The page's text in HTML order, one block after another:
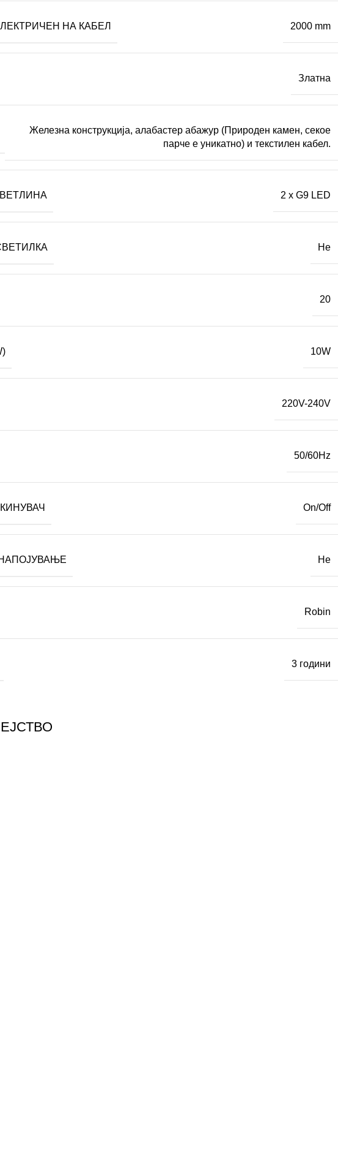
НА КАБЕЛ 2000 mm
Златна
Железна конструкција, алабастер абажур (Природен камен, секое
парче е уникатно) и текстилен кабел.
2 x G9 LED
Не
20
10W
220V-240V
50/60Hz
On/Off
Не
Robin
3 години